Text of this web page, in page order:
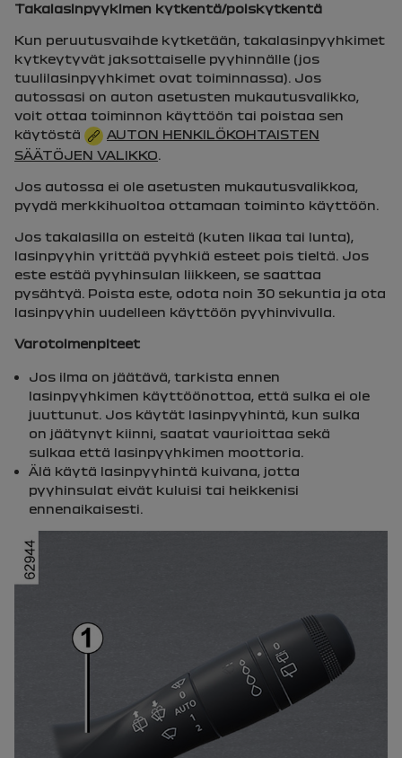
Takalasinpyykimen kytkentä/poiskytkentä
Kun peruutusvaihde kytketään, takalasinpyyhkimet
kytkeytyvät jaksottaiselle pyyhinnälle (jos
tuulilasinpyyhkimet ovat toiminnassa). Jos
autossasi on auton asetusten mukautusvalikko,
voit ottaa toiminnon käyttöön tai poistaa sen
käytöstä
AUTON HENKILÖKOHTAISTEN
SÄÄTÖJEN VALIKKO
Jos autossa ei ole asetusten mukautusvalikkoa,
pyydä merkkihuoltoa ottamaan toiminto käyttöön.
Jos takalasilla on esteitä (kuten likaa tai lunta),
lasinpyyhin yrittää pyyhkiä esteet pois tieltä. Jos
este estää pyyhinsulan liikkeen, se saattaa
pysähtyä. Poista este, odota noin 30 sekuntia ja ota
lasinpyyhin uudelleen käyttöön pyyhinvivulla.
Varotoimenpiteet
Jos ilma on jäätävä, tarkista ennen
lasinpyyhkimen käyttöönottoa, että sulka ei ole
juuttunut. Jos käytät lasinpyyhintä, kun sulka
on jäätynyt kiinni, saatat vaurioittaa sekä
sulkaa että lasinpyyhkimen moottoria.
Älä käytä lasinpyyhintä kuivana, jotta
pyyhinsulat eivät kuluisi tai heikkenisi
ennenaikaisesti.